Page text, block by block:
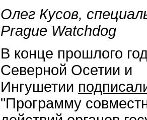
Олег Кусов,
Prague Watchdog
В конце прошлого
Северной Осетии и
Ингушетии
"Программу